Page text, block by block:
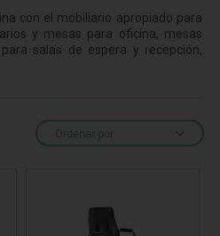
con el mobiliario apropiado para
y mesas para oficina, mesas
salas de espera y recepción,
Ordenar por